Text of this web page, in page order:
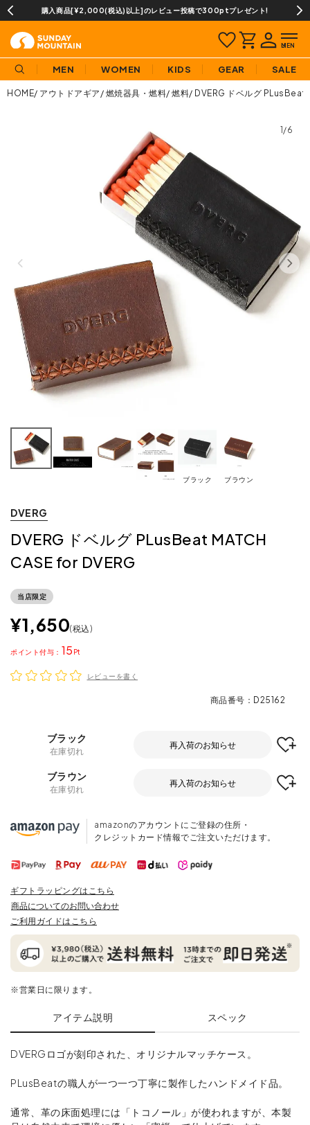
購入商品[¥2,000(税込)以上]のレビュー投稿で300ptプレゼント!
MEN WOMEN KIDS GEAR SALE
HOME アウトドアギア 燃焼器具・燃料 燃料 DVERG ドベルグ PLusBeat
1/6
ブラック ブラウン
DVERG
DVERG ドベルグ PLusBeat MATCH
CASE for DVERG
当店限定
¥1,650 税込
15
ポイント
レビューを書く
商品番号 D25162
ブラック
在庫切れ
再入荷のお知らせ
ブラウン
在庫切れ
再入荷のお知らせ
amazonのアカウントにご登録の住所・
クレジットカード情報でご注文いただけます。
ギフトラッピングはこちら
商品についてのお問い合わせ
ご利用ガイドはこちら
※営業日に限ります。
アイテム説明 スペック
DVERGロゴが刻印された、オリジナルマッチケース。
PLusBeatの職人が一つ一つ丁寧に製作したハンドメイド品。
通常、革の床面処理には「トコノール」が使われますが、本製